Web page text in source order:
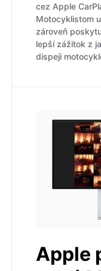
cez Apple
Motocyklistom
zároveň
lepší zážitok z
dispeji
Apple